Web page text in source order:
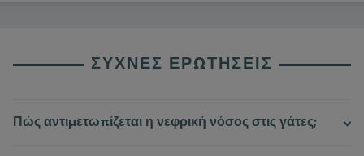
ΣΥΧΝΈΣ ΕΡΩΤΉΣΕΙΣ
Πώς αντιμετωπίζεται η νεφρική νόσος στις γάτες;